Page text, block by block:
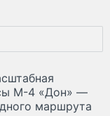
М-4 «Дон» —
маршрута